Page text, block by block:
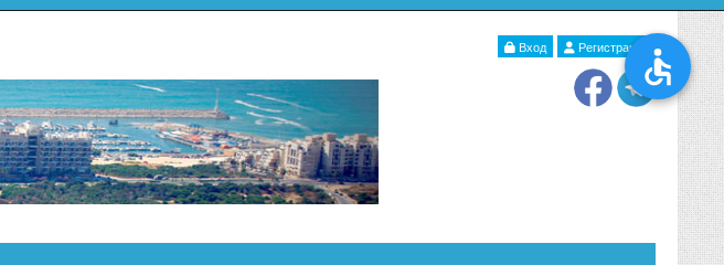
Вход Регистрация